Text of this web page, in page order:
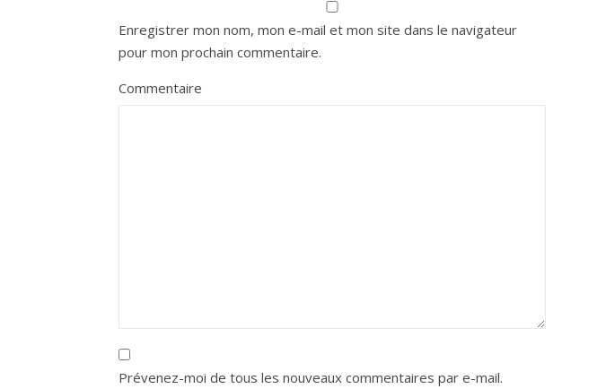
Enregistrer mon nom, mon e-mail et mon site dans le navigateur
pour mon prochain commentaire.
Commentaire
Prévenez-moi de tous les nouveaux commentaires par e-mail.